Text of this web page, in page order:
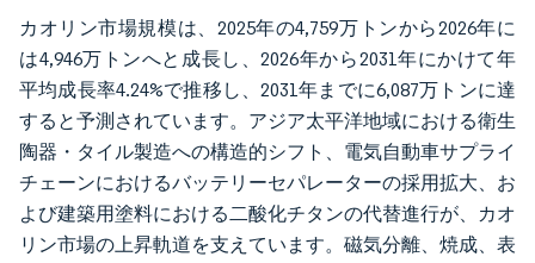
カオリン市場規模は、2025年の4,759万トンから2026年に
は4,946万トンへと成長し、2026年から2031年にかけて年
平均成長率4.24%で推移し、2031年までに6,087万トンに達
すると予測されています。アジア太平洋地域における衛生
陶器・タイル製造への構造的シフト、電気自動車サプライ
チェーンにおけるバッテリーセパレーターの採用拡大、お
よび建築用塗料における二酸化チタンの代替進行が、カオ
リン市場の上昇軌道を支えています。磁気分離、焼成、表